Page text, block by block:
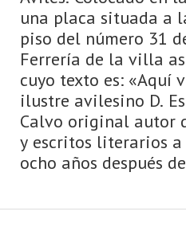
una placa situada a
piso del número 31
Ferrería de la villa
cuyo texto es: «Aquí
ilustre avilesino D.
Calvo original autor
y escritos literarios
ocho años después